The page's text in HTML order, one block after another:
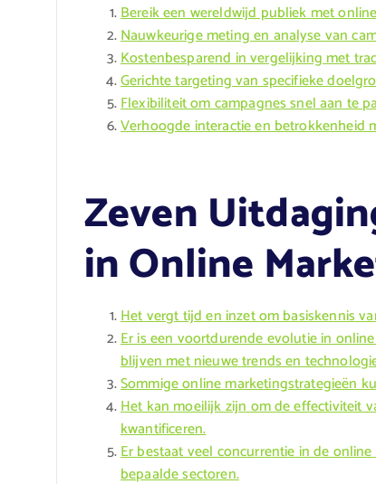
Bereik een wereldwijd publiek met
Nauwkeurige meting en analyse van
Kostenbesparend in vergelijking met
Gerichte targeting van specifieke
Flexibiliteit om campagnes snel aan te
Verhoogde interactie en betrokkenheid
Zeven
in Online
Het vergt tijd en inzet om basiskennis
Er is een voortdurende evolutie in
blijven met nieuwe trends en
Sommige online marketingstrategieën
Het kan moeilijk zijn om de effectiviteit
kwantificeren.
Er bestaat veel concurrentie in de
bepaalde sectoren.